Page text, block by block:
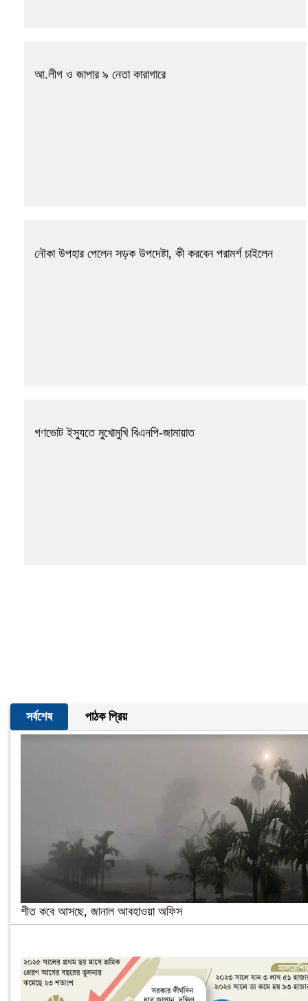
আ.লীগ ও জাপার ৯ নেতা কারাগারে
নৌকা উপহার পেলেন সড়ক উপদেষ্টা, কী করবেন পরামর্শ চাইলেন
গণভোট ইস্যুতে মুখোমুখি বিএনপি-জামায়াত
সর্বশেষ পাঠক প্রিয়
শীত কবে আসছে, জানাল আবহাওয়া অফিস